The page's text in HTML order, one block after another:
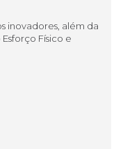
inovadores, além da
Físico e